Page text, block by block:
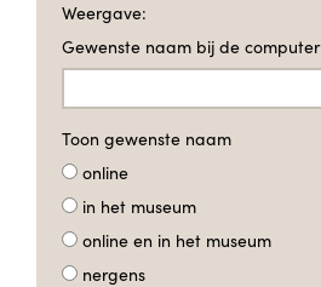
Weergave:
Gewenste naam bij de computer
Toon gewenste naam
online
in het museum
online en in het museum
nergens